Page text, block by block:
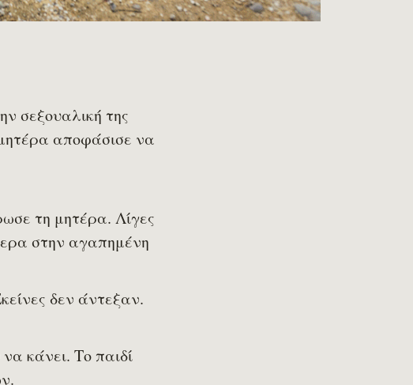
σεξουαλική της
αποφάσισε να
τη μητέρα. Λίγες
στην αγαπημένη
δεν άντεξαν.
κάνει. Το παιδί